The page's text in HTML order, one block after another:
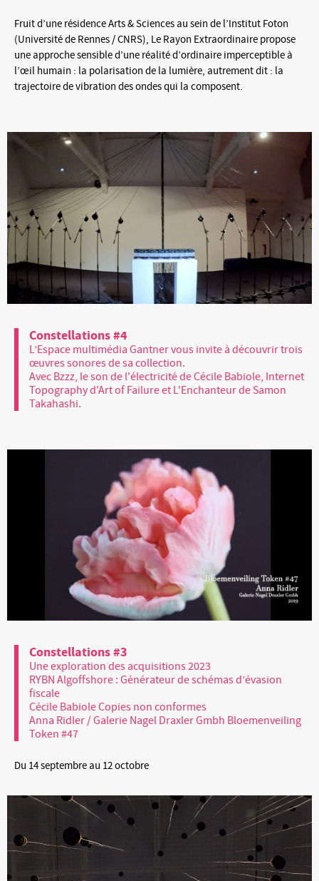
Fruit d’une résidence Arts & Sciences au sein de l’Institut Foton
(Université de Rennes / CNRS), Le Rayon Extraordinaire propose
une approche sensible d’une réalité d’ordinaire imperceptible à
l’œil humain : la polarisation de la lumière, autrement dit : la
trajectoire de vibration des ondes qui la composent.
Constellations #4
L’Espace multimédia Gantner vous invite à découvrir trois
œuvres sonores de sa collection.
Avec Bzzz, le son de l'électricité de Cécile Babiole, Internet
Topography d'Art of Failure et L'Enchanteur de Samon
Takahashi.
Constellations #3
Une exploration des acquisitions 2023
RYBN Algoffshore : Générateur de schémas d’évasion
fiscale
Cécile Babiole Copies non conformes
Anna Ridler / Galerie Nagel Draxler Gmbh Bloemenveiling
Token #47
Du 14 septembre au 12 octobre